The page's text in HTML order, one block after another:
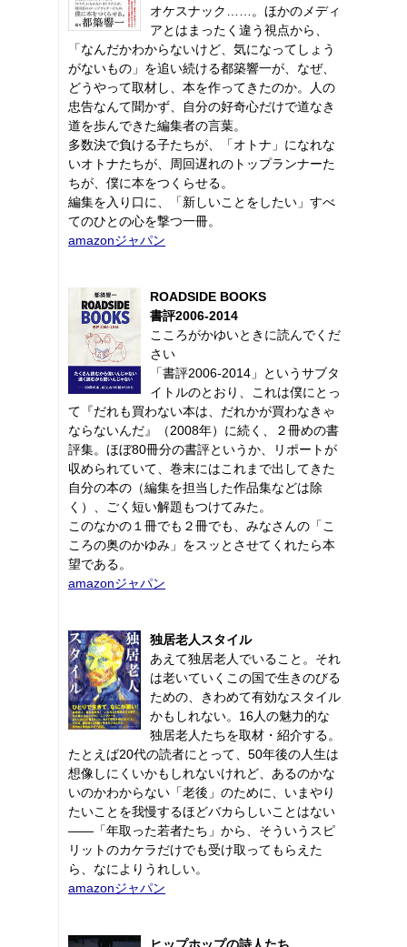
オケスナック……。ほかのメディ
アとはまったく違う視点から、
「なんだかわからないけど、気になってしょう
がないもの」を追い続ける都築響一が、なぜ、
どうやって取材し、本を作ってきたのか。人の
忠告なんて聞かず、自分の好奇心だけで道なき
道を歩んできた編集者の言葉。
多数決で負ける子たちが、「オトナ」になれな
いオトナたちが、周回遅れのトップランナーた
ちが、僕に本をつくらせる。
編集を入り口に、「新しいことをしたい」すべ
てのひとの心を撃つ一冊。
amazonジャパン
ROADSIDE BOOKS
書評2006-2014
こころがかゆいときに読んでくだ
さい
「書評2006-2014」というサブタ
イトルのとおり、これは僕にとっ
て『だれも買わない本は、だれかが買わなきゃ
ならないんだ』（2008年）に続く、２冊めの書
評集。ほぼ80冊分の書評というか、リポートが
収められていて、巻末にはこれまで出してきた
自分の本の（編集を担当した作品集などは除
く）、ごく短い解題もつけてみた。
このなかの１冊でも２冊でも、みなさんの「こ
ころの奥のかゆみ」をスッとさせてくれたら本
望である。
amazonジャパン
独居老人スタイル
あえて独居老人でいること。それ
は老いていくこの国で生きのびる
ための、きわめて有効なスタイル
かもしれない。16人の魅力的な
独居老人たちを取材・紹介する。
たとえば20代の読者にとって、50年後の人生は
想像しにくいかもしれないけれど、あるのかな
いのかわからない「老後」のために、いまやり
たいことを我慢するほどバカらしいことはない
――「年取った若者たち」から、そういうスピ
リットのカケラだけでも受け取ってもらえた
ら、なによりうれしい。
amazonジャパン
ヒップホップの詩人たち